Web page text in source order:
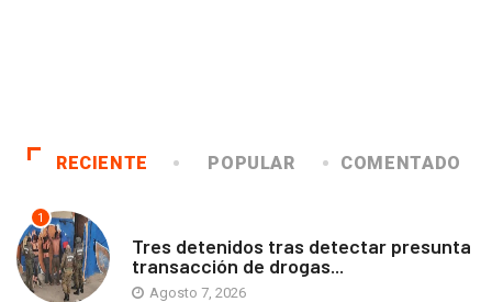
RECIENTE POPULAR COMENTADO
1
Tres detenidos tras detectar presunta
transacción de drogas...
Agosto 7, 2026